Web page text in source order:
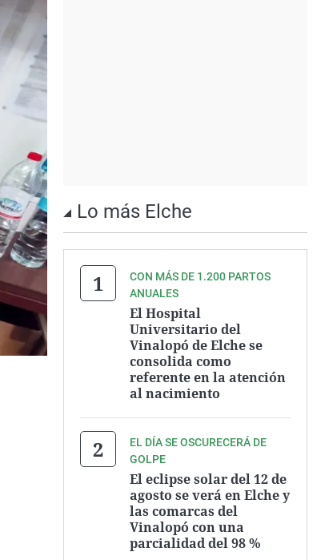
Lo más Elche
CON MÁS DE 1.200 PARTOS
ANUALES
El Hospital
Universitario del
Vinalopó de Elche se
consolida como
referente en la atención
al nacimiento
EL DÍA SE OSCURECERÁ DE
GOLPE
El eclipse solar del 12 de
agosto se verá en Elche y
las comarcas del
Vinalopó con una
parcialidad del 98 %